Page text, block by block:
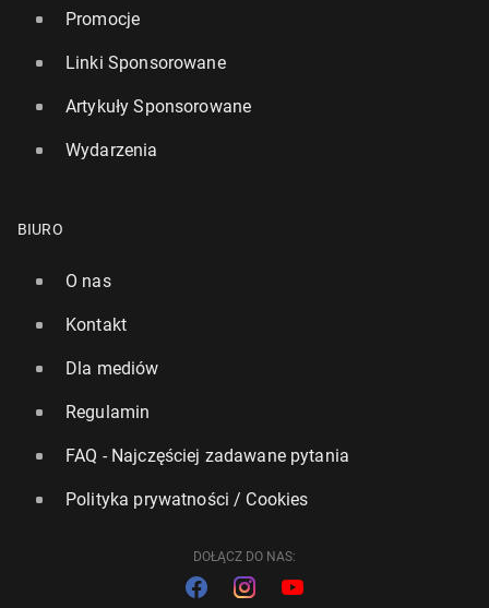
Promocje
Linki Sponsorowane
Artykuły Sponsorowane
Wydarzenia
BIURO
O nas
Kontakt
Dla mediów
Regulamin
FAQ - Najczęściej zadawane pytania
Polityka prywatności / Cookies
DOŁĄCZ DO NAS: